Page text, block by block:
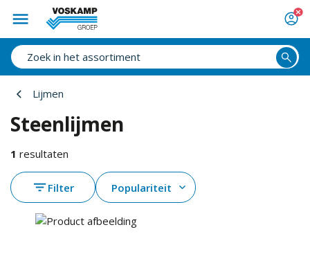
Lijmen
Steenlijmen
1 resultaten
Filter Populariteit